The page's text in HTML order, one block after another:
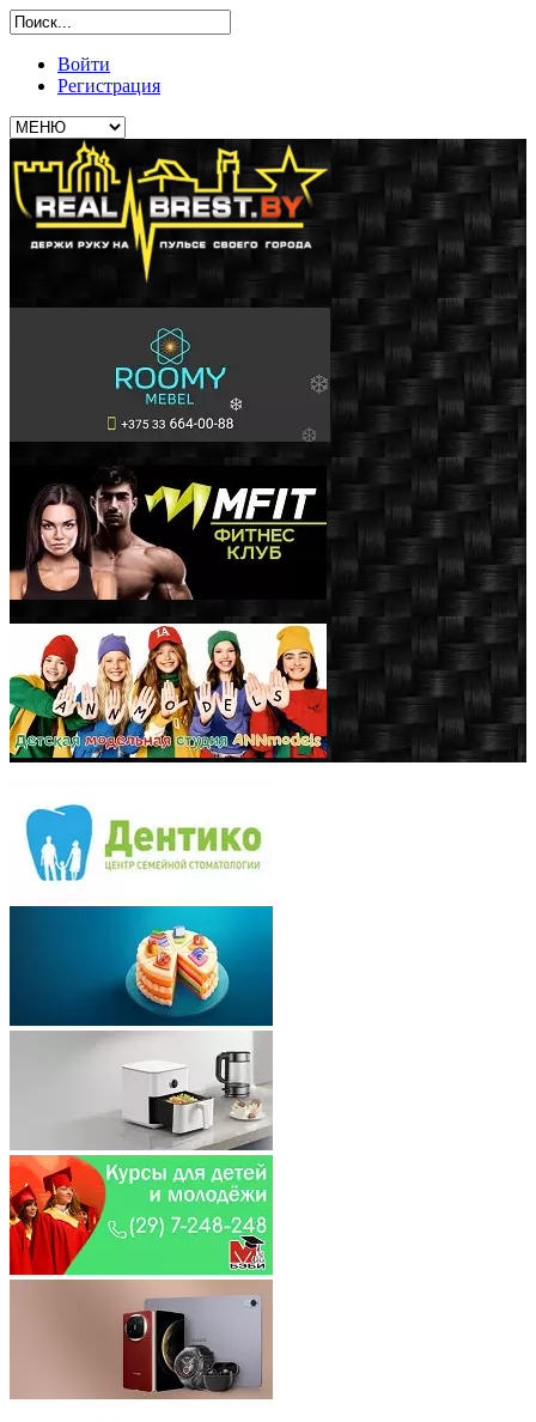
Войти
Регистрация